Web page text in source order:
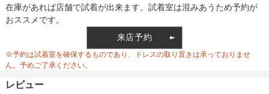
バスト 92
ヒップ 104
裏地 あり
ウエスト調整 なし
在庫があれば店舗で試着が出来ます。試着室は混みあうため予約が
おススメです。
来店予約
※予約は試着室を確保するものであり、ドレスの取り置きは承っておりませ
ん。予めご了承ください。
レビュー